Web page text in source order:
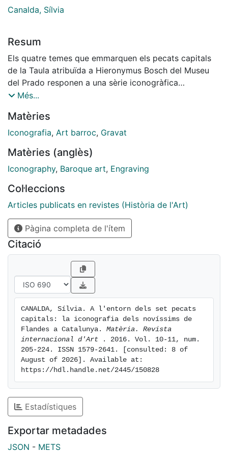
Canalda, Sílvia
Resum
Els quatre temes que emmarquen els pecats capitals
de la Taula atribuïda a Hieronymus Bosch del Museu
del Prado responen a una sèrie iconogràfica
formalment constituïda a les acaballes de l'Edat
instants de la vida la Mort, el Judici Final, l'Infern i la
Glòria es convertí en l'objectiu principal d'un seguit de
Moderna, alguns dels quals s'arribaren a il·lustrar,
primer, amb miniatures, i més tard, amb xilografies. En
existents entre els primers testimonis visuals de
procedència flamenca dels anomenats novíssims i les
estampes d'igual títol que inundaren les arts gràfiques
catalanes, en distints formats, tècniques i mides, des
del darrer quart del Sis-cents.
Més...
Matèries
Iconografia, Art barroc, Gravat
Matèries (anglès)
Iconography, Baroque art, Engraving
Col·leccions
Articles publicats en revistes (Història de l'Art)
Pàgina completa de l'ítem
Citació
CANALDA, Sílvia. A l'entorn dels set pecats
capitals: la iconografia dels novíssims de
Flandes a Catalunya. Matèria. Revista
internacional d'Art
. 2016. Vol. 10-11, num.
205-224. ISSN 1579-2641. [consulted: 8 of
August of 2026]. Available at:
https://hdl.handle.net/2445/150828
Estadístiques
Exportar metadades
JSON - METS